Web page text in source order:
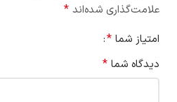
علامت‌گذاری شده‌اند *
امتیاز شما *
دیدگاه شما *